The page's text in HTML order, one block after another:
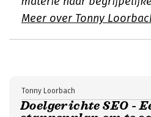
Meer over Tonny
Doelgerichte SEO -
Tonny Loorbach